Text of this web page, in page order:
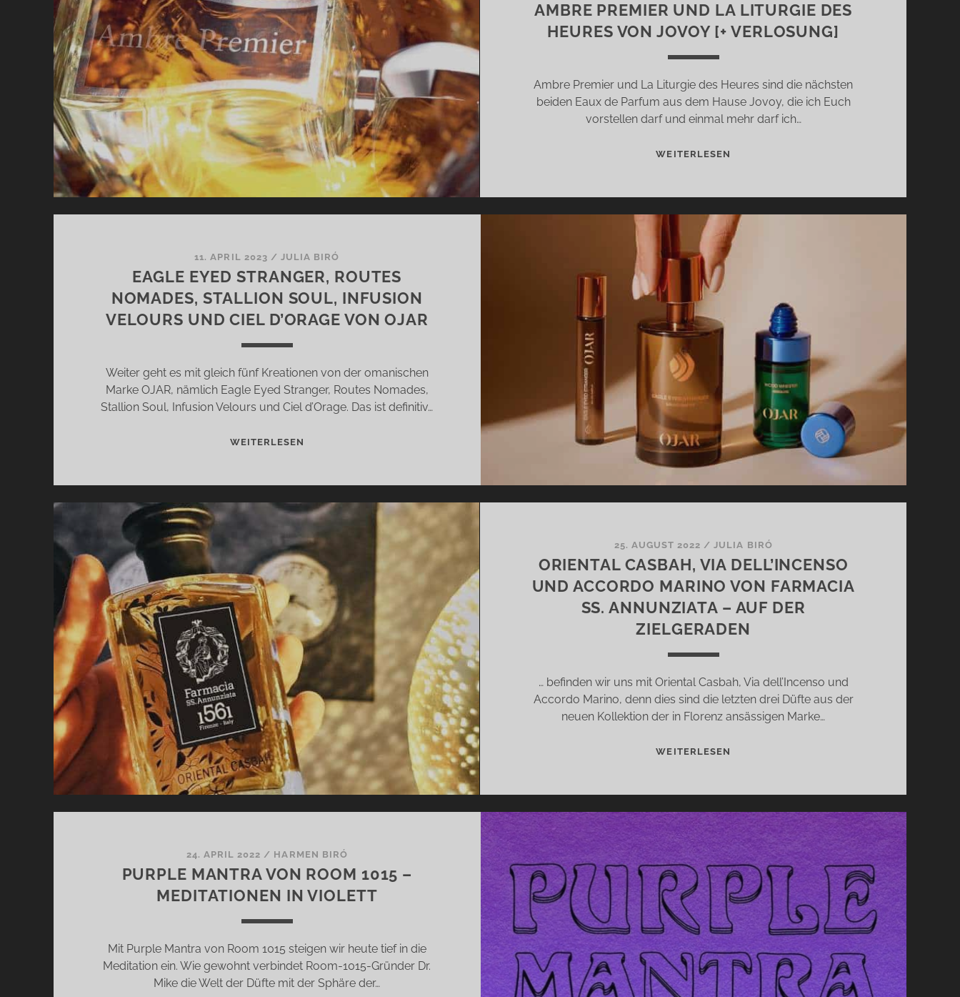
SŒURS
DE
NOÉ
–
VON
LIEBE
UND
VERFÜHRUNG
AMBRE PREMIER UND LA LITURGIE DES
HEURES VON JOVOY [+ VERLOSUNG]
Ambre Premier und La Liturgie des Heures sind die nächsten
beiden Eaux de Parfum aus dem Hause Jovoy, die ich Euch
vorstellen darf und einmal mehr darf ich…
WEITERLESEN
LITURGIE
DES
HEURES
VERLOSUNG]
11. APRIL 2023 / JULIA BIRÓ
EAGLE EYED STRANGER, ROUTES
NOMADES, STALLION SOUL, INFUSION
VELOURS UND CIEL D’ORAGE VON OJAR
Weiter geht es mit gleich fünf Kreationen von der omanischen
Marke OJAR, nämlich Eagle Eyed Stranger, Routes Nomades,
Stallion Soul, Infusion Velours und Ciel d’Orage. Das ist definitiv…
WEITERLESEN
NOMADES,
SOUL,
INFUSION
VELOURS
UND
CIEL
D’ORAGE
VON
OJAR
25. AUGUST 2022 /JULIA BIRÓ
ORIENTAL CASBAH, VIA DELL’INCENSO
UND ACCORDO MARINO VON FARMACIA
SS. ANNUNZIATA – AUF DER
ZIELGERADEN
… befinden wir uns mit Oriental Casbah, Via dell’Incenso und
Accordo Marino, denn dies sind die letzten drei Düfte aus der
neuen Kollektion der in Florenz ansässigen Marke…
WEITERLESEN
UND
ACCORDO
MARINO
VON
FARMACIA
SS.
ANNUNZIATA
–
AUF
DER
ZIELGERADEN
24. APRIL 2022 / HARMEN BIRÓ
PURPLE MANTRA VON ROOM 1015 –
MEDITATIONEN IN VIOLETT
Mit Purple Mantra von Room 1015 steigen wir heute tief in die
Meditation ein. Wie gewohnt verbindet Room-1015-Gründer Dr.
Mike die Welt der Düfte mit der Sphäre der…